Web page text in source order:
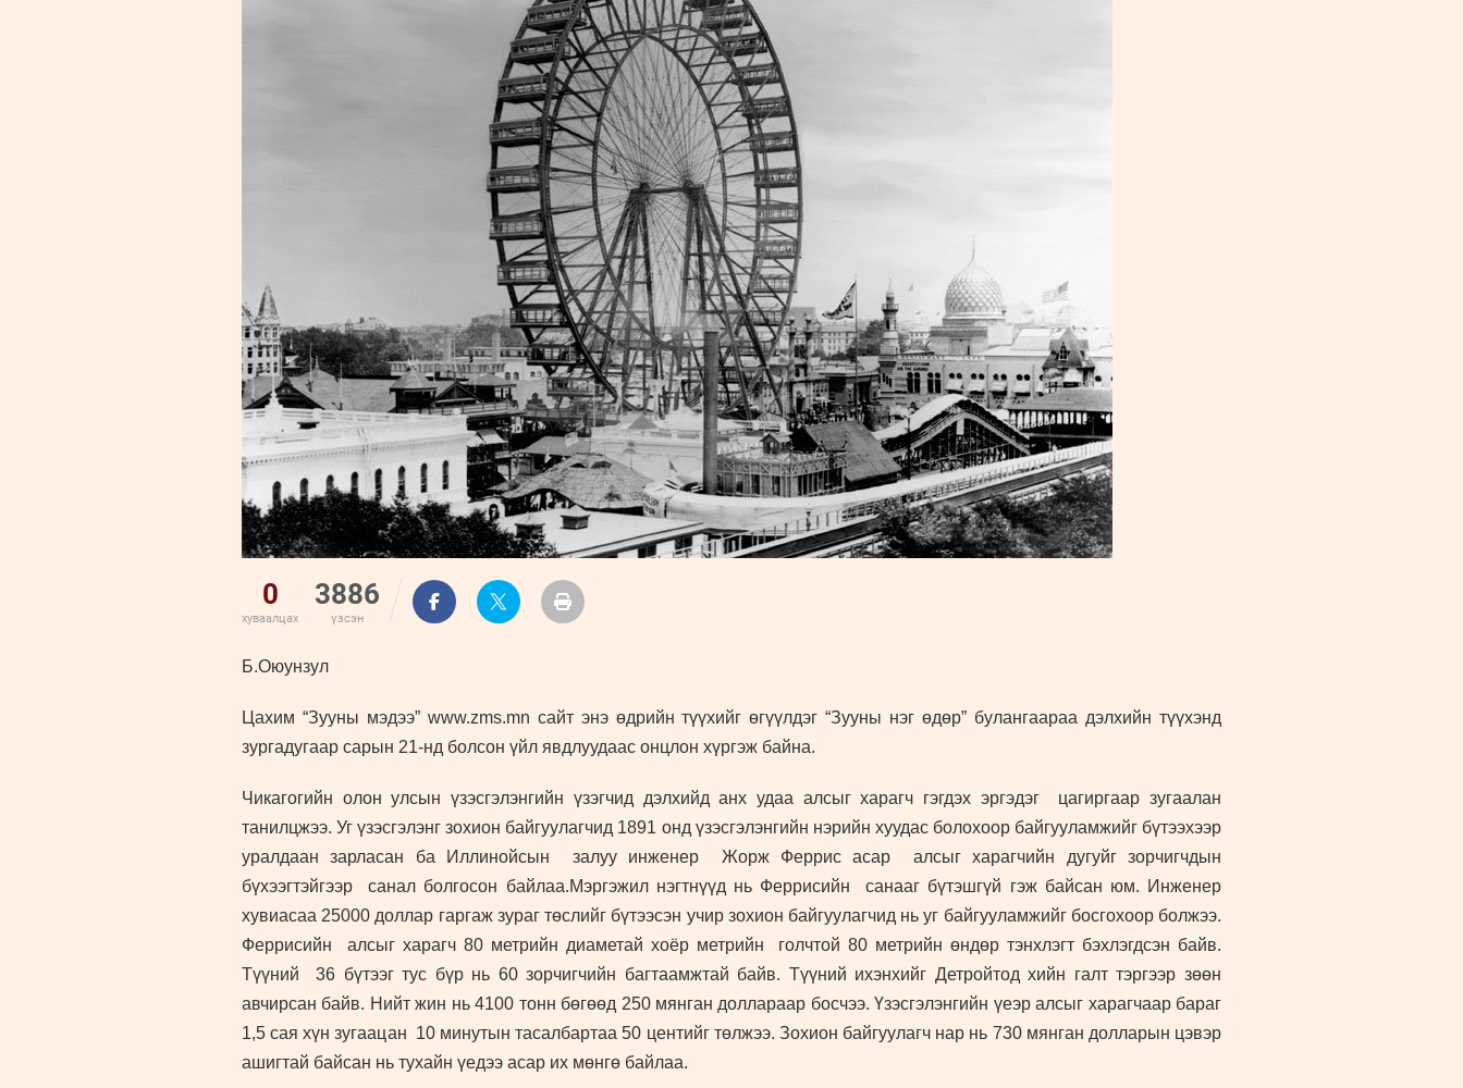
УРЛАГ
0
хуваалцах
3886
үзсэн
Б.Оюунзул
Цахим “Зууны мэдээ” www.zms.mn сайт энэ өдрийн түүхийг өгүүлдэг “Зууны нэг өдөр” булангаараа дэлхийн түүхэнд
зургадугаар сарын 21-нд болсон үйл явдлуудаас онцлон хүргэж байна.
Чикагогийн олон улсын үзэсгэлэнгийн үзэгчид дэлхийд анх удаа алсыг харагч гэгдэх эргэдэг цагиргаар зугаалан
танилцжээ. Уг үзэсгэлэнг зохион байгуулагчид 1891 онд үзэсгэлэнгийн нэрийн хуудас болохоор байгууламжийг бүтээхээр
уралдаан зарласан ба Иллинойсын залуу инженер Жорж Феррис асар алсыг харагчийн дугуйг зорчигчдын
бүхээгтэйгээр санал болгосон байлаа.Мэргэжил нэгтнүүд нь Феррисийн санааг бүтэшгүй гэж байсан юм. Инженер
хувиасаа 25000 доллар гаргаж зураг төслийг бүтээсэн учир зохион байгуулагчид нь уг байгууламжийг босгохоор болжээ.
Феррисийн алсыг харагч 80 метрийн диаметай хоёр метрийн голчтой 80 метрийн өндөр тэнхлэгт бэхлэгдсэн байв.
Түүний 36 бүтээг тус бүр нь 60 зорчигчийн багтаамжтай байв. Түүний ихэнхийг Детройтод хийн галт тэргээр зөөн
авчирсан байв. Нийт жин нь 4100 тонн бөгөөд 250 мянган доллараар босчээ. Үзэсгэлэнгийн үеэр алсыг харагчаар бараг
1,5 сая хүн зугаацан 10 минутын тасалбартаа 50 центийг төлжээ. Зохион байгуулагч нар нь 730 мянган долларын цэвэр
ашигтай байсан нь тухайн үедээ асар их мөнгө байлаа.